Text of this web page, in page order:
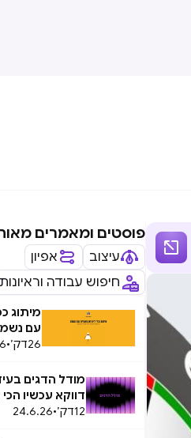

פוסטים ומאמרים
עיצוב
אפיון
חיפוש עבודה וראיונות
מיתוג
עם
26דק׳•
מודל הדגים
דווקא עכשיו
12דק׳•
24.6.26